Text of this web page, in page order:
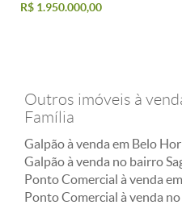
R$ 1.950.000,00
Outros imóveis à
Família
Galpão à venda em Belo
Galpão à venda no bairro
Ponto Comercial à venda
Ponto Comercial à venda